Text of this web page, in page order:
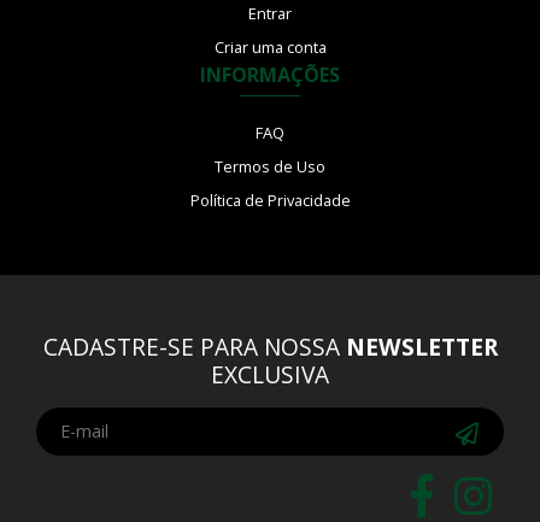
Entrar
Criar uma conta
INFORMAÇÕES
FAQ
Termos de Uso
Política de Privacidade
CADASTRE-SE PARA NOSSA NEWSLETTER
EXCLUSIVA